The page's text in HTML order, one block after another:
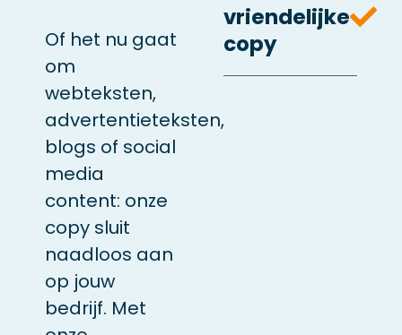
Of het nu gaat
om
webteksten,
advertentieteksten,
blogs of social
media
content: onze
copy sluit
naadloos aan
op jouw
bedrijf. Met
vriendelijke
copy